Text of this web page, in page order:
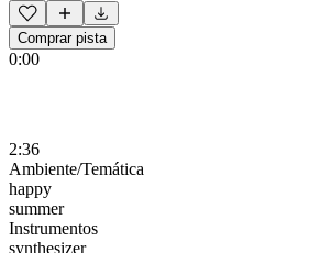
Comprar pista
0:00
2:36
Ambiente/Temática
happy
summer
Instrumentos
synthesizer